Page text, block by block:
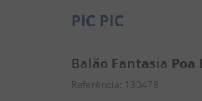
PIC PIC
Balão Fantasia Poa
Referência : 130478